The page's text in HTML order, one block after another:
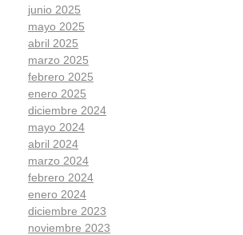
junio 2025
mayo 2025
abril 2025
marzo 2025
febrero 2025
enero 2025
diciembre 2024
mayo 2024
abril 2024
marzo 2024
febrero 2024
enero 2024
diciembre 2023
noviembre 2023